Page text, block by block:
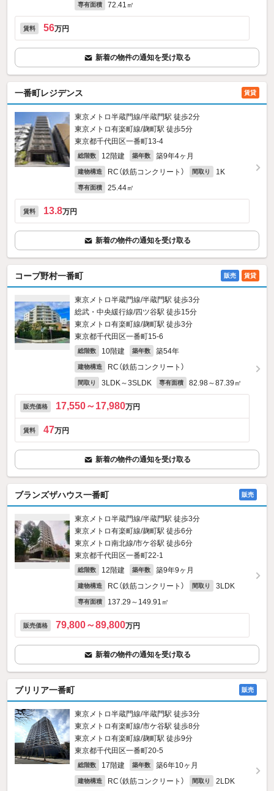
専有面積 72.41㎡
賃料 56万円
新着の物件の通知を受け取る
一番町レジデンス 賃貸
東京メトロ半蔵門線/半蔵門駅 徒歩2分
東京メトロ有楽町線/麹町駅 徒歩5分
東京都千代田区一番町13‐4
総階数 12階建 築年数 築9年4ヶ月
建物構造 RC（鉄筋コンクリート） 間取り 1K
専有面積 25.44㎡
賃料 13.8万円
新着の物件の通知を受け取る
コープ野村一番町 販売 賃貸
東京メトロ半蔵門線/半蔵門駅 徒歩3分
総武・中央緩行線/四ツ谷駅 徒歩15分
東京メトロ有楽町線/麹町駅 徒歩3分
東京都千代田区一番町15‐6
総階数 10階建 築年数 築54年
建物構造 RC（鉄筋コンクリート）
間取り 3LDK～3SLDK 専有面積 82.98～87.39㎡
販売価格 17,550～17,980万円
賃料 47万円
新着の物件の通知を受け取る
ブランズザハウス一番町 販売
東京メトロ半蔵門線/半蔵門駅 徒歩3分
東京メトロ有楽町線/麹町駅 徒歩6分
東京メトロ南北線/市ケ谷駅 徒歩6分
東京都千代田区一番町22‐1
総階数 12階建 築年数 築9年9ヶ月
建物構造 RC（鉄筋コンクリート） 間取り 3LDK
専有面積 137.29～149.91㎡
販売価格 79,800～89,800万円
新着の物件の通知を受け取る
ブリリア一番町 販売
東京メトロ半蔵門線/半蔵門駅 徒歩3分
東京メトロ有楽町線/市ケ谷駅 徒歩8分
東京メトロ有楽町線/麹町駅 徒歩9分
東京都千代田区一番町20‐5
総階数 17階建 築年数 築6年10ヶ月
建物構造 RC（鉄筋コンクリート） 間取り 2LDK